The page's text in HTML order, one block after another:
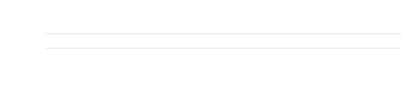
ド
ウ
さ
い